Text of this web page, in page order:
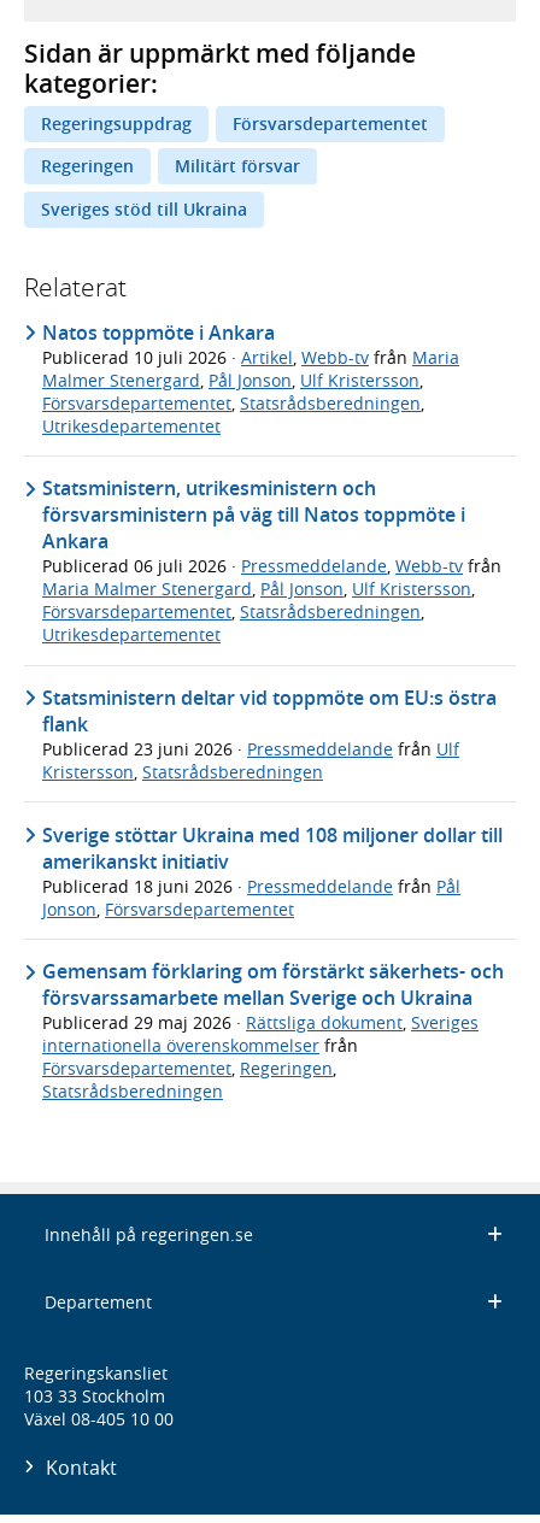
Sidan är uppmärkt med följande
kategorier:
Regeringsuppdrag
Försvarsdepartementet
Regeringen
Militärt försvar
Sveriges stöd till Ukraina
Relaterat
Natos toppmöte i Ankara
Publicerad 10 juli 2026 · Artikel, Webb-tv från Maria
Malmer Stenergard, Pål Jonson, Ulf Kristersson,
Försvarsdepartementet, Statsrådsberedningen,
Utrikesdepartementet
Statsministern, utrikesministern och
försvarsministern på väg till Natos toppmöte i
Ankara
Publicerad 06 juli 2026 · Pressmeddelande, Webb-tv från
Maria Malmer Stenergard, Pål Jonson, Ulf Kristersson,
Försvarsdepartementet, Statsrådsberedningen,
Utrikesdepartementet
Statsministern deltar vid toppmöte om EU:s östra
flank
Publicerad 23 juni 2026 · Pressmeddelande från Ulf
Kristersson, Statsrådsberedningen
Sverige stöttar Ukraina med 108 miljoner dollar till
amerikanskt initiativ
Publicerad 18 juni 2026 · Pressmeddelande från Pål
Jonson Försvarsdepartementet
Gemensam förklaring om förstärkt säkerhets- och
försvarssamarbete mellan Sverige och Ukraina
Publicerad 29 maj 2026 · Rättsliga dokument, Sveriges
internationella överenskommelser från
Försvarsdepartementet, Regeringen,
Statsrådsberedningen
Innehåll på regeringen.se
Departement
Regeringskansliet
103 33 Stockholm
Växel 08-405 10 00
Kontakt